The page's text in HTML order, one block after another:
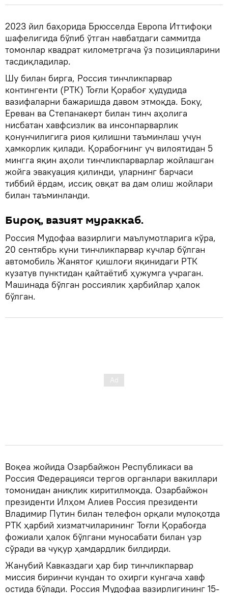
2023 йил баҳорида Брюсселда Европа Иттифоқи
шафелигида бўлиб ўтган навбатдаги саммитда
томонлар квадрат километргача ўз позицияларини
тасдиқладилар.
Шу билан бирга, Россия тинчликпарвар
контингенти (РТК) Тоғли Қорабоғ ҳудудида
вазифаларни бажаришда давом этмоқда. Боку,
Ереван ва Степанакерт билан тинч аҳолига
нисбатан хавфсизлик ва инсонпарварлик
қонунчилигига риоя қилишни таъминлаш учун
ҳамкорлик қилади. Қорабоғнинг уч вилоятидан 5
мингга яқин аҳоли тинчликпарварлар жойлашган
жойга эвакуация қилинди, уларнинг барчаси
тиббий ёрдам, иссиқ овқат ва дам олиш жойлари
билан таъминланди.
Бироқ, вазият мураккаб.
Россия Мудофаа вазирлиги маълумотларига кўра,
20 сентябрь куни тинчликпарвар кучлар бўлган
автомобиль Жанятоғ қишлоғи яқинидаги РТК
кузатув пунктидан қайтаётиб ҳужумга учраган.
Машинада бўлган россиялик ҳарбийлар ҳалок
бўлган.
Воқеа жойида Озарбайжон Республикаси ва
Россия Федерацияси тергов органлари вакиллари
томонидан аниқлик киритилмоқда. Озарбайжон
президенти Илҳом Алиев Россия президенти
Владимир Путин билан телефон орқали мулоқотда
РТК ҳарбий хизматчиларининг Тоғли Қорабоғда
фожиали ҳалок бўлгани муносабати билан узр
сўради ва чуқур ҳамдардлик билдирди.
Жанубий Кавказдаги ҳар бир тинчликпарвар
миссия биринчи кундан то охирги кунгача хавф
остида бўлади. Россия Мудофаа вазирлигининг 15-